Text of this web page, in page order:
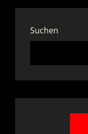
Suchen